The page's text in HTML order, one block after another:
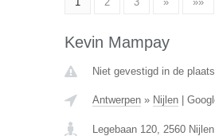
Kevin Mampay
Niet gevestigd in de
Antwerpen» Nijlen|
Legebaan 120, 2560 Nijlen